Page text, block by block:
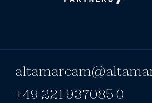
+49 221 937085 0